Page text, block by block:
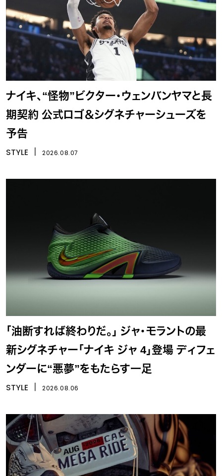
ナイキ、“怪物”ビクター・ウェンバンヤマと長
期契約 公式ロゴ＆シグネチャーシューズを
予告
STYLE 2026.08.07
「油断すれば終わりだ。」 ジャ・モラントの最
新シグネチャー「ナイキ ジャ 4」登場 ディフェ
ンダーに“悪夢”をもたらす一足
STYLE 2026.08.06